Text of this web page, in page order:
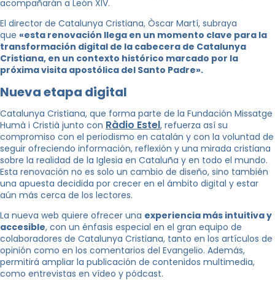
acompañarán a León XIV.
El director de Catalunya Cristiana, Òscar Martí, subraya
que «esta renovación llega en un momento clave para la
transformación digital de la cabecera de Catalunya
Cristiana, en un contexto histórico marcado por la
próxima visita apostólica del Santo Padre».
Nueva etapa digital
Catalunya Cristiana, que forma parte de la Fundación Missatge
Humà i Cristià junto con Ràdio Estel, refuerza así su
compromiso con el periodismo en catalán y con la voluntad de
seguir ofreciendo información, reflexión y una mirada cristiana
sobre la realidad de la Iglesia en Cataluña y en todo el mundo.
Esta renovación no es solo un cambio de diseño, sino también
una apuesta decidida por crecer en el ámbito digital y estar
aún más cerca de los lectores.
La nueva web quiere ofrecer una experiencia más intuitiva y
accesible, con un énfasis especial en el gran equipo de
colaboradores de Catalunya Cristiana, tanto en los artículos de
opinión como en los comentarios del Evangelio. Además,
permitirá ampliar la publicación de contenidos multimedia,
como entrevistas en vídeo y pódcast.